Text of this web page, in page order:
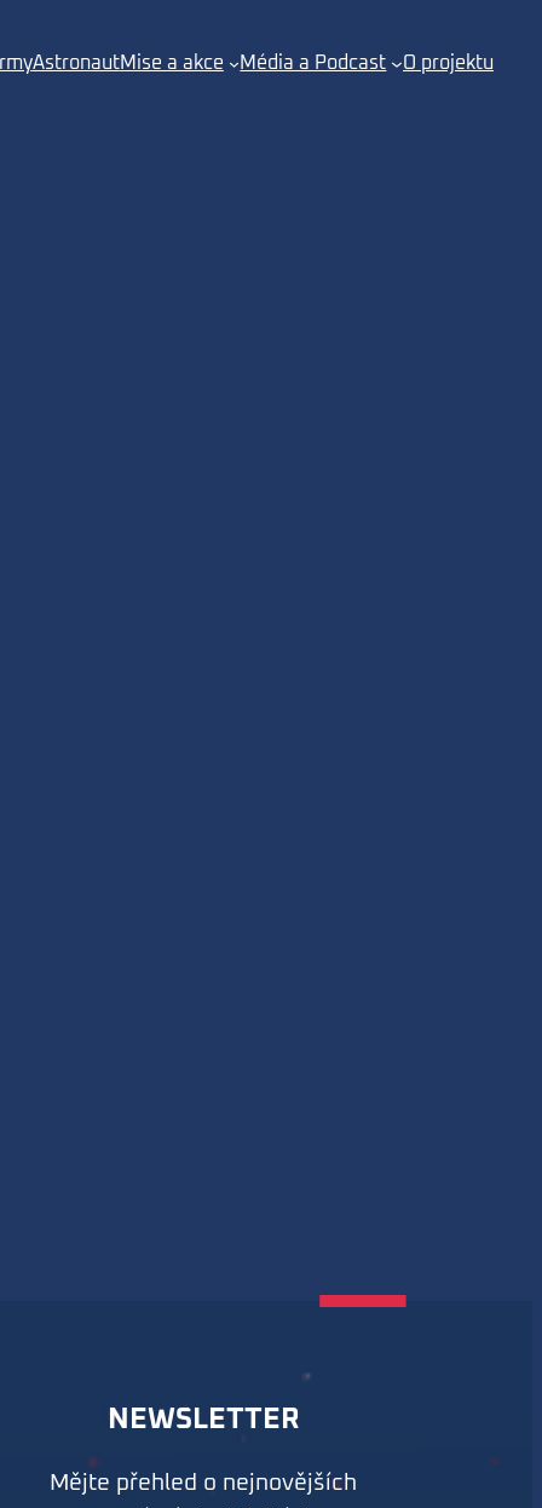
AstronautMise a akce Média a Podcast O projektu
NEWSLETTER
Mějte přehled o nejnovějších